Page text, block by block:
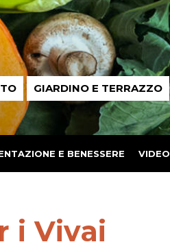
GIARDINO E TERRAZZO
E BENESSERE VIDEO
i Vivai